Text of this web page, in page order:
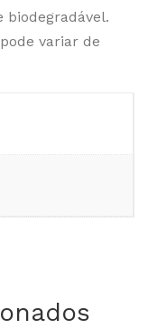
biodegradável.
variar de